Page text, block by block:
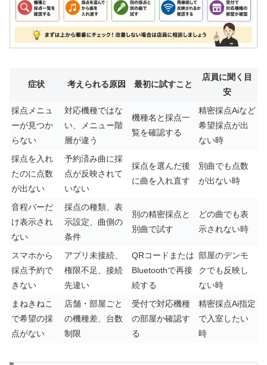
症状 考えられる原因 最初に試すこと
店員に聞く目
安
採点メニュ
ーが見つか
らない
対応機種ではな
い、メニュー階
層が違う
機種名と採点一
覧を確認する
精密採点Aiなど
希望採点が出
ない時
採点を入れ
たのに点数
が出ない
予約済み曲に採
点が反映されて
いない
採点を選んだ後
に曲を入れ直す
別曲でも点数
が出ない時
音程バーだ
け表示され
ない
採点の種類、表
示設定、曲側の
条件
別の精密採点と
別曲で試す
どの曲でも表
示されない時
スマホから
採点予約で
きない
アプリ未接続、
権限不足、接続
先違い
QRコードまたは
Bluetoothで再接
続する
部屋のデンモ
クでも反映し
ない時
まねきねこ
で希望の採
点がない
店舗・部屋ごと
の機種差、台数
制限
受付で対応機種
の部屋か確認す
る
精密採点Ai指定
で入室したい
時